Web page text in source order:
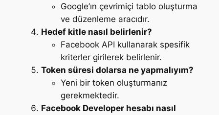
Google’ın çevrimiçi tablo oluşturma
ve düzenleme aracıdır.
Hedef kitle nasıl belirlenir?
Facebook API kullanarak spesifik
kriterler girilerek belirlenir.
Token süresi dolarsa ne yapmalıyım?
Yeni bir token oluşturmanız
gerekmektedir.
Facebook Developer hesabı nasıl